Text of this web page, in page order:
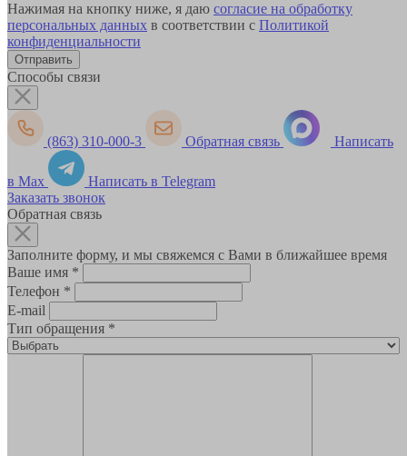
Нажимая на кнопку ниже, я даю согласие на обработку
персональных данных в соответствии с Политикой
конфиденциальности
Способы связи
(863) 310-000-3 Обратная связь Написать
в Max
Написать в Telegram
Заказать звонок
Обратная связь
Заполните форму, и мы свяжемся с Вами в ближайшее время
Ваше имя *
Телефон *
E-mail
Тип обращения *